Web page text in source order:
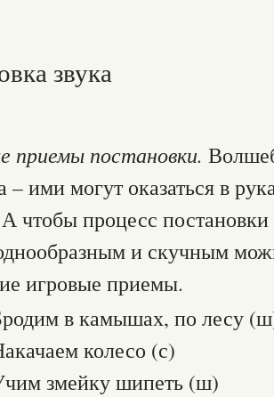
звука
приемы постановки.
– ими могут оказаться в
чтобы процесс постановки
и скучным
игровые приемы.
в камышах, по лесу
колесо (с)
змейку шипеть (ш)